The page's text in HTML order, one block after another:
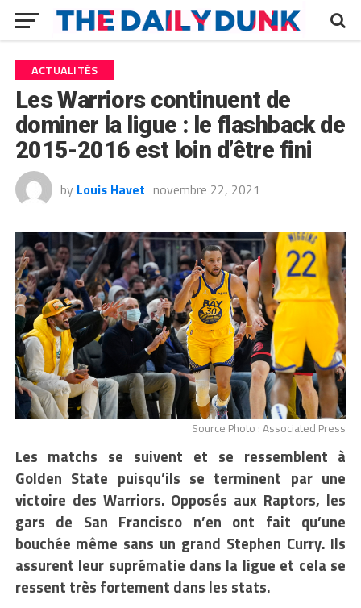
ACTUALITÉS
Les Warriors continuent de
dominer la ligue : le flashback de
2015-2016 est loin d’être fini
by Louis Havet novembre 22, 2021
Source Photo : Associated Press
Les matchs se suivent et se ressemblent à
Golden State puisqu’ils se terminent par une
victoire des Warriors. Opposés aux Raptors, les
gars de San Francisco n’en ont fait qu’une
bouchée même sans un grand Stephen Curry. Ils
assurent leur suprématie dans la ligue et cela se
ressent très fortement dans les stats.